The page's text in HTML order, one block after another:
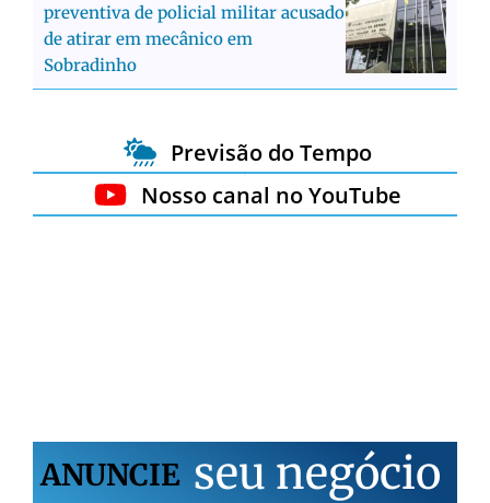
preventiva de policial militar acusado
de atirar em mecânico em
Sobradinho
Previsão do Tempo
Nosso canal no YouTube
ANUNCIE seu negócio